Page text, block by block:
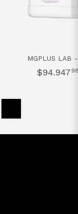
MGPLUS LAB
$94.947